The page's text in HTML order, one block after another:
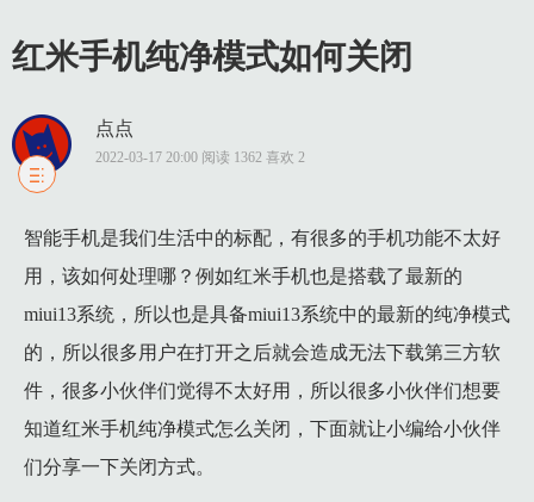
红米手机纯净模式如何关闭
点点
2022-03-17 20:00 阅读 1362 喜欢 2
智能手机是我们生活中的标配，有很多的手机功能不太好
用，该如何处理哪？例如红米手机也是搭载了最新的
miui13系统，所以也是具备miui13系统中的最新的纯净模式
的，所以很多用户在打开之后就会造成无法下载第三方软
件，很多小伙伴们觉得不太好用，所以很多小伙伴们想要
知道红米手机纯净模式怎么关闭，下面就让小编给小伙伴
们分享一下关闭方式。
1 实操步骤：
1.1 1、打开自己的红米手机，然后在桌面上找到【设置】功能
1.2 2、接着在应用设置界面中，就可以看到最下方有一个【纯
1.3 3、最后只需要点击【关闭纯净模式】就会弹出一个小窗口